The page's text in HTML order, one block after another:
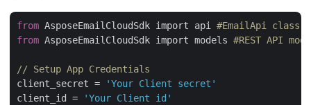
from AsposeEmailCloudSdk import api #EmailApi class
from AsposeEmailCloudSdk import models #REST API
// Setup App Credentials
client_secret =
'Your Client secret'
client_id =
'Your Client id'